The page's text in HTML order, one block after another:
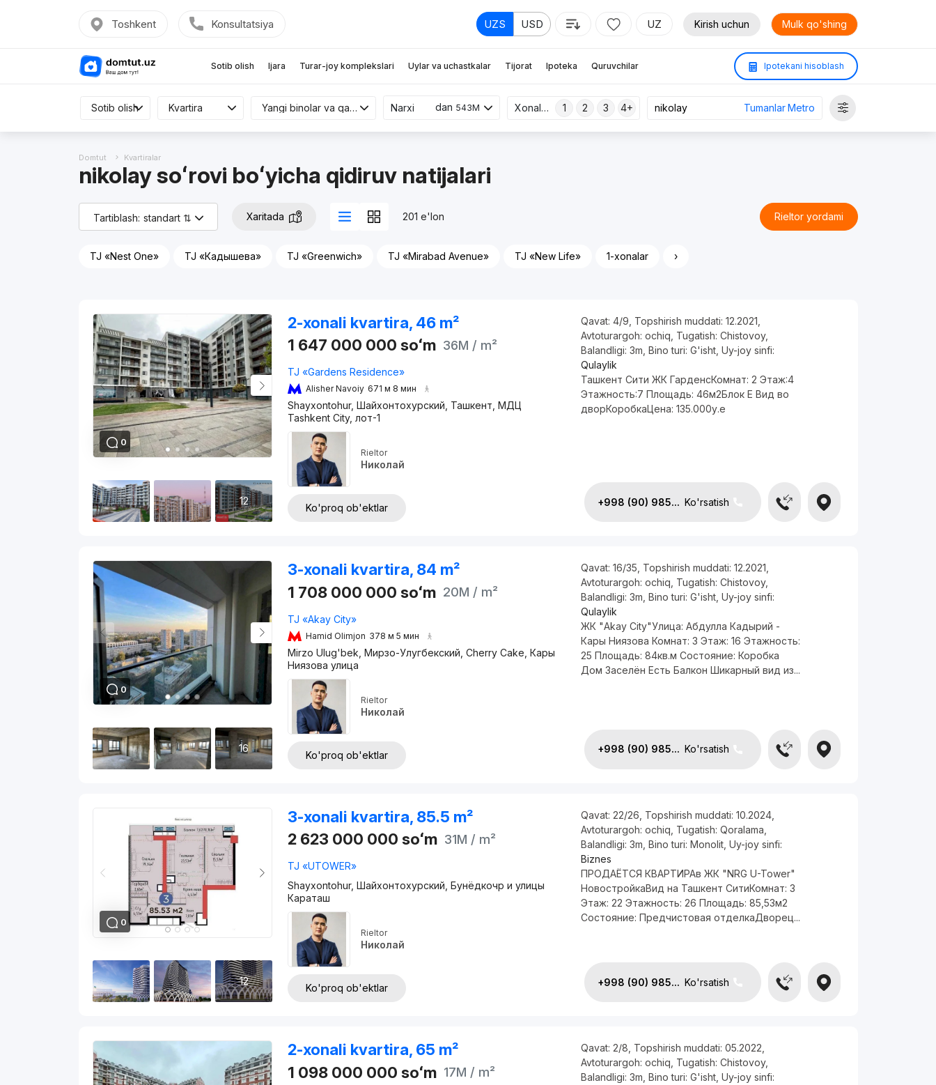
Toshkent Konsultatsiya UZS USD UZ Kirish uchun Mulk qo'shing
Sotib olish Ijara Turar-joy komplekslari Uylar va uchastkalar Tijorat Ipoteka Quruvchilar Ipotekani hisoblash
Sotib olish
Sotib olish Kvartira
Kvartira Hamma Yangi binolar va qayta sotish Narxi dan 543M Xonalar 1 2 3 4+ Tumanlar Metro
Domtut Kvartiralar
nikolay soʻrovi boʻyicha qidiruv natijalari
Tartiblash: standart ⇅ Xaritada 201 e'lon Rieltor yordami
TJ «Nest One» TJ «Кадышева» TJ «Greenwich» TJ «Mirabad Avenue» TJ «New Life» 1-xonalar ›
0
12
2-xonali kvartira, 46 m²
1 647 000 000 soʻm 36M / m²
TJ «Gardens Residence»
Alisher Navoiy 671 м 8 мин
Shayxontohur, Шайхонтохурский, Ташкент, МДЦ
Tashkent City, лот-1
Rieltor
Николай
Ko'proq ob'ektlar
Qavat: 4/9 Topshirish muddati: 12.2021
Avtoturargoh: ochiq Tugatish: Chistovoy,
Balandligi: 3m Bino turi: G'isht, Uy-joy sinfi:
Qulaylik
Ташкент Сити ЖК ГарденсКомнат: 2 Этаж:4
Этажность:7 Площадь: 46м2Блок Е Вид во
дворКоробкаЦена: 135.000у.е
+998 (90) 985... Ko'rsatish
0
16
3-xonali kvartira, 84 m²
1 708 000 000 soʻm 20M / m²
TJ «Akay City»
Hamid Olimjon 378 м 5 мин
Mirzo Ulug'bek, Мирзо-Улугбекский, Cherry Cake, Кары
Ниязова улица
Rieltor
Николай
Ko'proq ob'ektlar
Qavat: 16/35 Topshirish muddati: 12.2021
Avtoturargoh: ochiq Tugatish: Chistovoy,
Balandligi: 3m Bino turi: G'isht, Uy-joy sinfi:
Qulaylik
ЖК "Akay City"Улица: Абдулла Кадырий -
Кары Ниязова Комнат: 3 Этаж: 16 Этажность:
25 Площадь: 84кв.м Состояние: Коробка
Дом Заселён Есть Балкон Шикарный вид из...
+998 (90) 985... Ko'rsatish
0
12
3-xonali kvartira, 85.5 m²
2 623 000 000 soʻm 31M / m²
TJ «UTOWER»
Shayxontohur, Шайхонтохурский, Бунёдкочр и улицы
Караташ
Rieltor
Николай
Ko'proq ob'ektlar
Qavat: 22/26 Topshirish muddati: 10.2024,
Avtoturargoh: ochiq Tugatish: Qoralama
Balandligi: 3m Bino turi: Monolit, Uy-joy sinfi:
Biznes
ПРОДАЁТСЯ КВАРТИРАв ЖК "NRG U-Tower"
НовостройкаВид на Ташкент СитиКомнат: 3
Этаж: 22 Этажность: 26 Площадь: 85,53м2
Состояние: Предчистовая отделкаДворец...
+998 (90) 985... Ko'rsatish
2-xonali kvartira, 65 m²
1 098 000 000 soʻm 17M / m²
Qavat: 2/8 Topshirish muddati: 05.2022
Avtoturargoh: ochiq Tugatish: Chistovoy,
Balandligi: 3m Bino turi: G'isht, Uy-joy sinfi: